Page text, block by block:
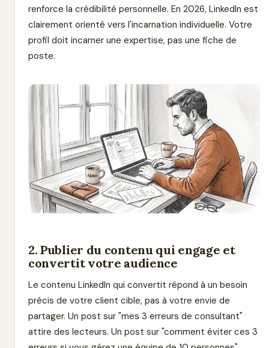
renforce la crédibilité personnelle. En 2026, LinkedIn est
clairement orienté vers l'incarnation individuelle. Votre
profil doit incarner une expertise, pas une fiche de
poste.
2. Publier du contenu qui engage et
convertit votre audience
Le contenu LinkedIn qui convertit répond à un besoin
précis de votre client cible, pas à votre envie de
partager. Un post sur "mes 3 erreurs de consultant"
attire des lecteurs. Un post sur "comment éviter ces 3